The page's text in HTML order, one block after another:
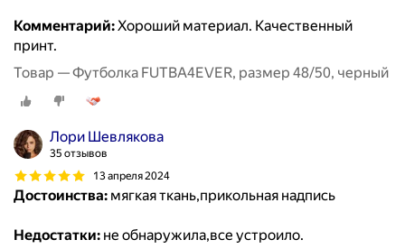
Комментарий:Хороший материал. Качественный
принт.
Товар — Футболка FUTBA4EVER, размер 48/50, черный
Лори Шевлякова
35 отзывов
13 апреля 2024
Достоинства: мягкая ткань,прикольная надпись
Недостатки: не обнаружила,все устроило.